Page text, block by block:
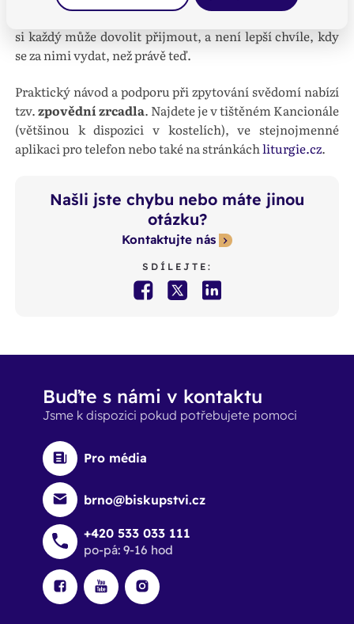
Vnitřní pokoj a uzdravení patří mezi obrovské dary, které
si každý může dovolit přijmout, a není lepší chvíle, kdy
se za nimi vydat, než právě teď.
Praktický návod a podporu při zpytování svědomí nabízí
tzv.zpovědní zrcadla. Najdete je v tištěném Kancionále
(většinou k dispozici v kostelích), ve stejnojmenné
aplikaci pro telefon nebo také na stránkáchliturgie.cz.
Našli jste chybu nebo máte jinou
otázku?
Kontaktujte nás
SDÍLEJTE:
Buďte s námi v kontaktu
Jsme k dispozici pokud potřebujete pomoci
Pro média
brno@biskupstvi.cz
+420 533 033 111
po-pá: 9-16 hod